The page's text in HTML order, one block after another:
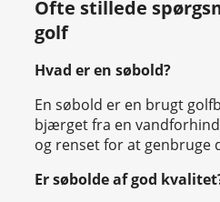
Ofte stillede
golf
Hvad er en søbold?
En søbold er en brugt
bjærget fra en
og renset for at genbruge
Er søbolde af god